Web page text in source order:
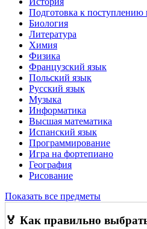
Подготовка к
Биология
Литература
Химия
Физика
Французский язык
Польский язык
Русский язык
Музыка
Информатика
Высшая математика
Испанский язык
Программирование
Игра на фортепиано
География
Рисование
Показать все предметы
🏅 Как правильно